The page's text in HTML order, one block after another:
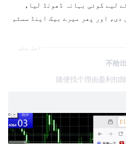
لیے کوئی بہانہ ڈھونڈ لیا،
دی، اور پھر میرے بیک اینڈ سسٹم
اصل متن
不给
随便找个理由盈利扣